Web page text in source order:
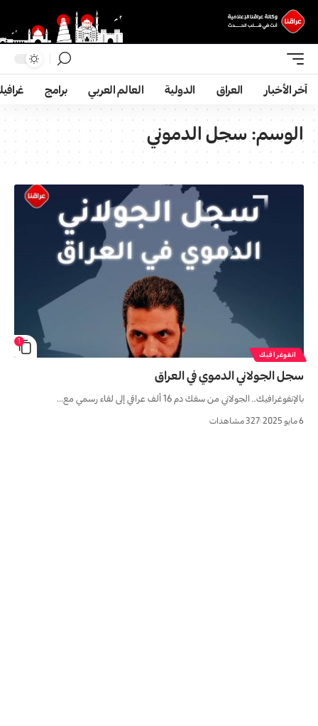
آخر الأخبار العراق الدولية العالم العربي برامج
الوسم:سجل الدموني
1
انفوغرافيك
سجل الجولاني الدموي في العراق
بالإنفوغرافيك.. الجولاني من سفك دم 16 ألف عراقي إلى لقاء رسمي مع…
6 مايو 2025 327 مشاهدات